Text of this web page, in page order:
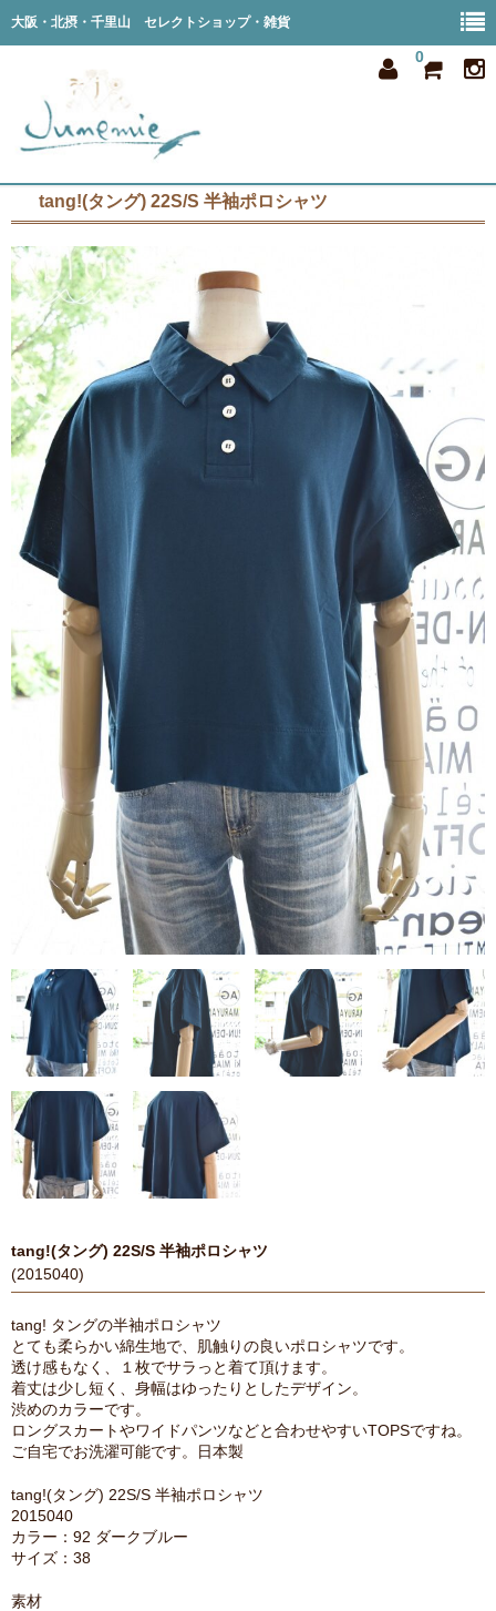
大阪・北摂・千里山 セレクトショップ・雑貨
0
all item
member
order
privacy
shop info
blog
contact
tang!(タング) 22S/S 半袖ポロシャツ
tang!(タング) 22S/S 半袖ポロシャツ
(2015040)
tang! タングの半袖ポロシャツ
とても柔らかい綿生地で、肌触りの良いポロシャツです。
透け感もなく、１枚でサラっと着て頂けます。
着丈は少し短く、身幅はゆったりとしたデザイン。
渋めのカラーです。
ロングスカートやワイドパンツなどと合わせやすいTOPSですね。
ご自宅でお洗濯可能です。日本製
tang!(タング) 22S/S 半袖ポロシャツ
2015040
カラー：92 ダークブルー
サイズ：38
素材